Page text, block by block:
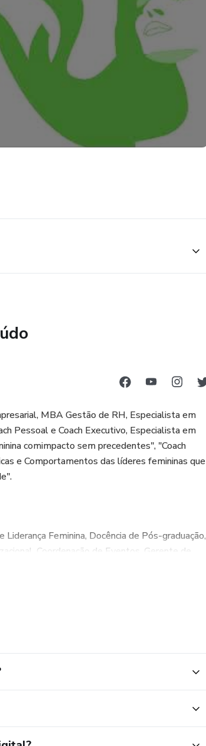
MBA Gestão de RH, Especialista em
Pessoal e Coach Executivo, Especialista em
comimpacto sem precedentes", "Coach
e Comportamentos das líderes femininas que
Feminina, Docência de Pós-graduação,
Coordenação de Eventos, Gerente de